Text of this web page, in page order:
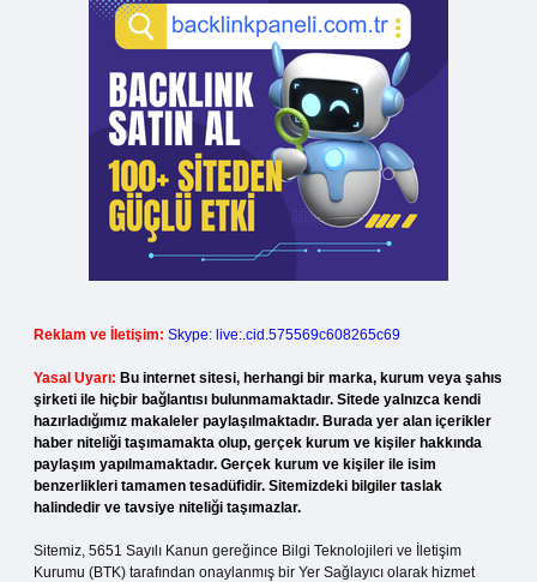
Reklam ve İletişim: Skype: live:.cid.575569c608265c69
Yasal Uyarı: Bu internet sitesi, herhangi bir marka, kurum veya şahıs
şirketi ile hiçbir bağlantısı bulunmamaktadır. Sitede yalnızca kendi
hazırladığımız makaleler paylaşılmaktadır. Burada yer alan içerikler
haber niteliği taşımamakta olup, gerçek kurum ve kişiler hakkında
paylaşım yapılmamaktadır. Gerçek kurum ve kişiler ile isim
benzerlikleri tamamen tesadüfidir. Sitemizdeki bilgiler taslak
halindedir ve tavsiye niteliği taşımazlar.
Sitemiz, 5651 Sayılı Kanun gereğince Bilgi Teknolojileri ve İletişim
Kurumu (BTK) tarafından onaylanmış bir Yer Sağlayıcı olarak hizmet